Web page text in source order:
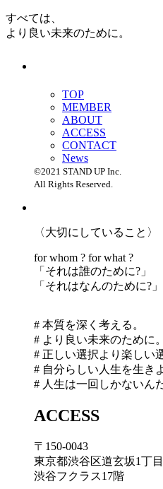
すべては、
より良い未来のために。
TOP
MEMBER
ABOUT
ACCESS
CONTACT
News
©2021 STAND UP Inc.
All Rights Reserved.
〈大切にしていること〉
for whom ? for what ?
「 それは誰のために?」
「 それはなんのために?」
# 本質を深く考える。
# より良い未来のために。
# 正しい選択より楽しい
# 自分らしい人生を生き
# 人生は一回しかないん
ACCESS
〒150-0043
東京都渋谷区道玄坂1丁
渋谷フクラス17階